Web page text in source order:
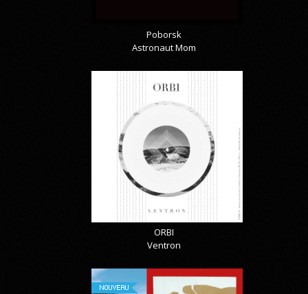
Poborsk
Astronaut Mom
ORBI
Ventron
NOUVEAU